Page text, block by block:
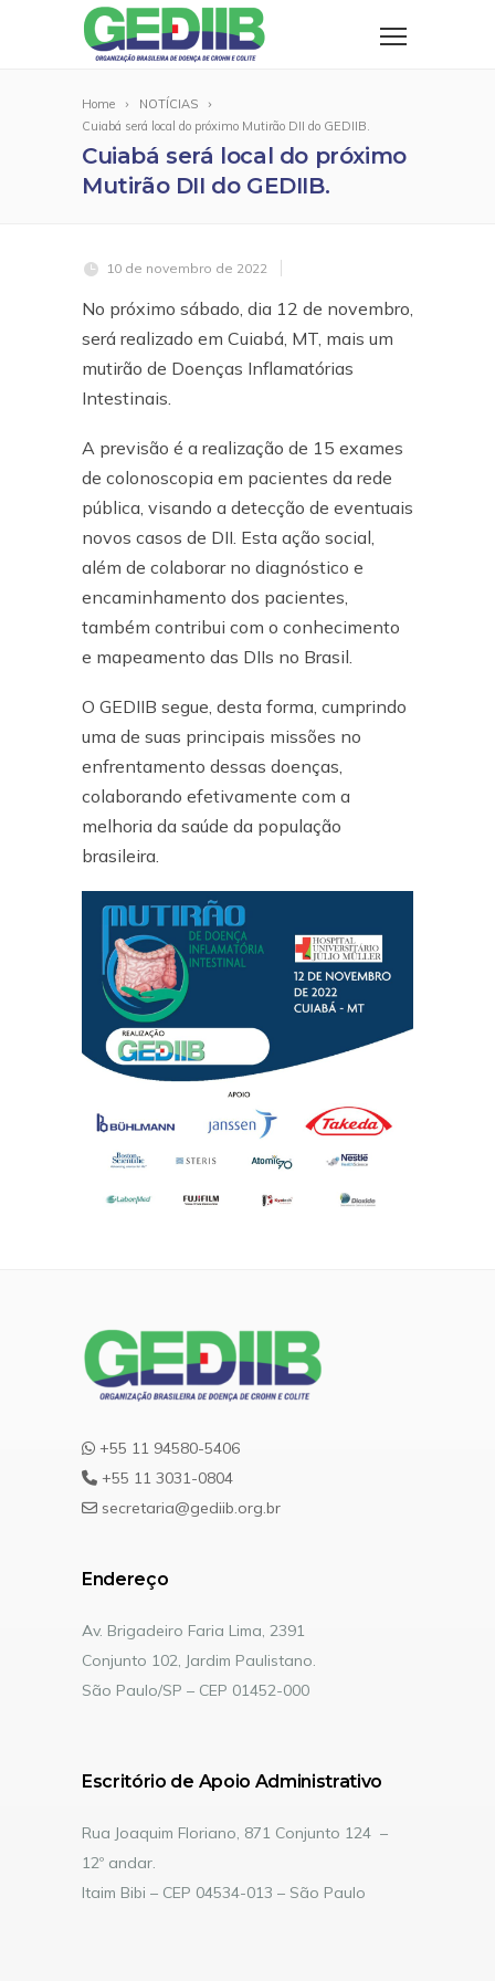
Home
NOTÍCIAS
Cuiabá será local do próximo Mutirão DII do GEDIIB.
Cuiabá será local do próximo
Mutirão DII do GEDIIB.
10 de novembro de 2022
No próximo sábado, dia 12 de novembro,
será realizado em Cuiabá, MT, mais um
mutirão de Doenças Inflamatórias
Intestinais.
A previsão é a realização de 15 exames
de colonoscopia em pacientes da rede
pública, visando a detecção de eventuais
novos casos de DII. Esta ação social,
além de colaborar no diagnóstico e
encaminhamento dos pacientes,
também contribui com o conhecimento
e mapeamento das DIIs no Brasil.
O GEDIIB segue, desta forma, cumprindo
uma de suas principais missões no
enfrentamento dessas doenças,
colaborando efetivamente com a
melhoria da saúde da população
brasileira.
+55 11 94580-5406
+55 11 3031-0804
secretaria@gediib.org.br
Endereço
Av. Brigadeiro Faria Lima, 2391
Conjunto 102, Jardim Paulistano.
São Paulo/SP – CEP 01452-000
Escritório de Apoio Administrativo
Rua Joaquim Floriano, 871 Conjunto 124 –
12º andar.
Itaim Bibi – CEP 04534-013 – São Paulo